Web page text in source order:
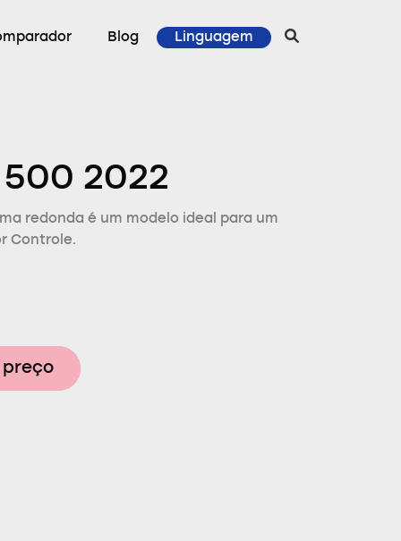
Blog Linguagem
2022
redonda é um modelo ideal para um
Controle.
preço